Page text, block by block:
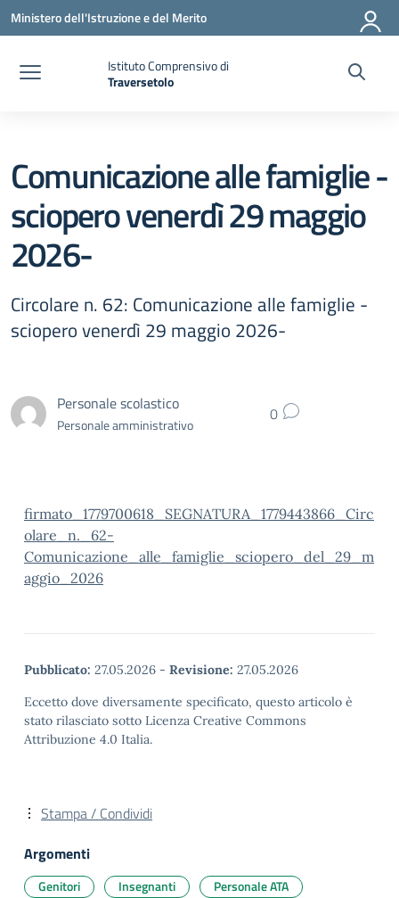
Vai ai contenuti
Vai al menu di navigazione
Vai al footer
Ministero dell'Istruzione e del Merito
Istituto Comprensivo di
Traversetolo
Comunicazione alle famiglie -
sciopero venerdì 29 maggio
2026-
Circolare n. 62: Comunicazione alle famiglie -
sciopero venerdì 29 maggio 2026-
Personale scolastico
Personale amministrativo 0
firmato_1779700618_SEGNATURA_1779443866_Circ
olare_n._62-
Comunicazione_alle_famiglie_sciopero_del_29_m
aggio_2026
Pubblicato: 27.05.2026 - Revisione: 27.05.2026
Eccetto dove diversamente specificato, questo articolo è
stato rilasciato sotto Licenza Creative Commons
Attribuzione 4.0 Italia.
Stampa / Condividi
Argomenti
Genitori Insegnanti Personale ATA